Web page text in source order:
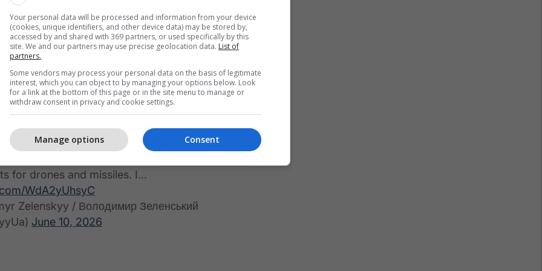
prej shtatë milionë ton naftë në vit, që përbën
të përgjithshëm të Rusisë.
me dron Deep Strike, ndodhën shpërthime dhe
në territorin e rafinerisë. Pasojat e detajuara të
shtoi presidenti ukrainas. /Telegrafi/
to apply Ukrainian long-range sanctions against
facilities and the oil industry. In particular, last
FP-5 Flamingos struck a military plant in
that supplies the occupier’s army with
for drones and missiles. I…
WdA2yUhsyC
Zelenskyy / Володимир Зеленський
June 10, 2026
Your personal data will be processed and information from your device
(cookies, unique identifiers, and other device data) may be stored by,
accessed by and shared with 369 partners, or used specifically by this
site. We and our partners may use precise geolocation data. List of
partners.
Some vendors may process your personal data on the basis of legitimate
interest, which you can object to by managing your options below. Look
for a link at the bottom of this page or in the site menu to manage or
withdraw consent in privacy and cookie settings.
Consent
Manage options